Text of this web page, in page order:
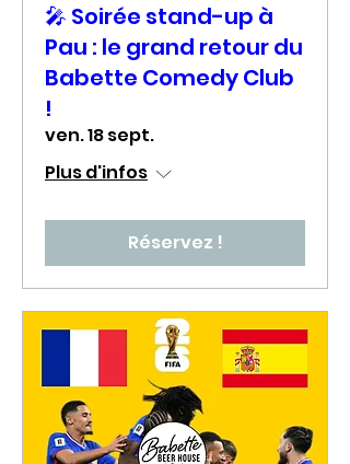
🎤 Soirée stand-up à
Pau : le grand retour du
Babette Comedy Club
!
ven. 18 sept.
Plus d'infos
Réservez !